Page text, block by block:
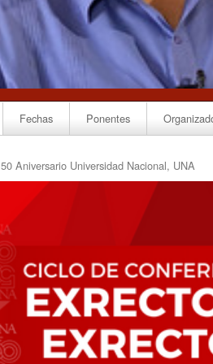
Fechas Ponentes
50 Aniversario Universidad Nacional, UNA